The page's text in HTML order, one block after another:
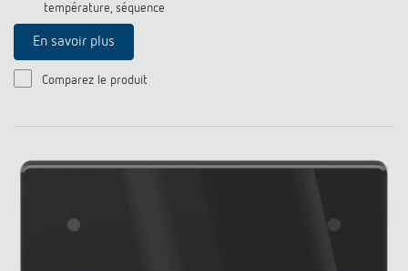
température, séquence
En savoir plus
Comparez le produit